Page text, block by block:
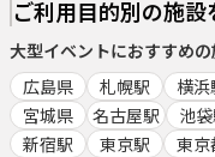
ご利用目的別の施
大型イベントにおすすめ
広島県
札幌駅 横浜
宮城県
名古屋駅 池
新宿駅
東京駅
東京